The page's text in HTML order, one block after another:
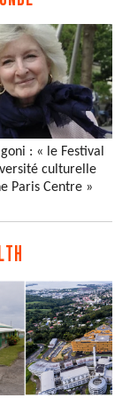
: « le Festival
culturelle
Paris Centre »